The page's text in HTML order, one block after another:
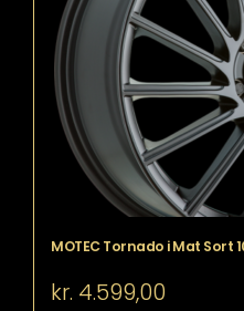
MOTEC Tornado i Mat Sort
kr. 4.599,00